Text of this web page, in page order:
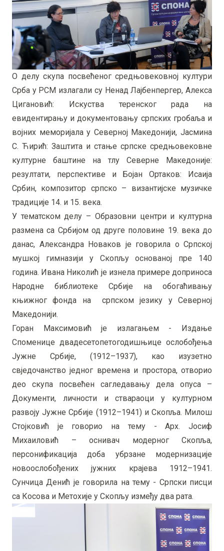
О делу скупа посвећеног средњовековној култури
Срба у РСМ излагали су Ненад Лајбенпергер, Алекса
Цигановић: Искуства теренског рада на
евидентирању и документовању српских гробаља и
војних меморијала у Северној Македонији, Јасмина
С. Ћирић: Заштита и стање српске средњовековне
културне баштине на тлу Северне Македоније:
резултати, перспективе и Бојан Ортаков: Исаија
Србин, композитор српско – византијске музичке
традиције 14. и 15. века.
У тематском делу – Образовни центри и културна
размена са Србијом од друге половине 19. века до
данас, Александра Новаков је говорила о Српској
мушкој гимназији у Скопљу основаној пре 140
година. Ивана Николић је изнела примере доприноса
Народне библиотеке Србије на обогаћивању
књижног фонда на српском језику у Северној
Македонији.
Горан Максимовић је излагањем - Издање
Споменице двадесетопетогодишњице ослобођења
Јужне Србије, (1912–1937), као изузетно
свједочанство једног времена и простора, отворио
део скупа посвећен сагледавању дела опуса –
Документи, личности и ствараоци у културном
развоју Јужне Србије (1912–1941) и Скопља. Милош
Стојковић је говорио на тему - Арх. Јосиф
Михаиловић – оснивач модерног Скопља,
персонификација доба убрзане модернизације
новоослобођених јужних крајева 1912–1941.
Сунчица Денић је говорила на тему - Српски писци
са Косова и Метохије у Скопљу између два рата.